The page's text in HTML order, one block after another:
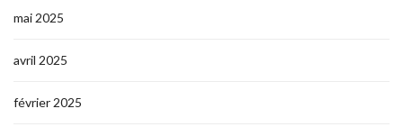
mai 2025
avril 2025
février 2025